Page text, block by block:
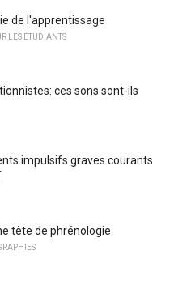
de l'apprentissage
LES ÉTUDIANTS
ces sons sont-ils
impulsifs graves courants
tête de phrénologie